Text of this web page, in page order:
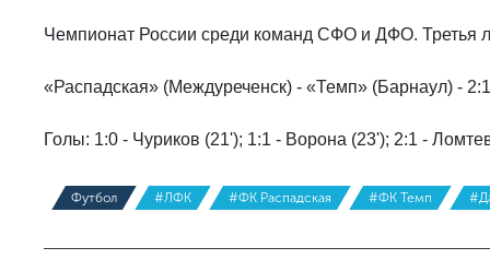
Чемпионат России среди команд СФО и ДФО. Третья
«Распадская» (Междуреченск) - «Темп» (Барнаул) -
Голы: 1:0 - Чуриков (21'); 1:1 - Ворона (23'); 2:1 -
Футбол #ЛФК #ФК Распадская #ФК Темп